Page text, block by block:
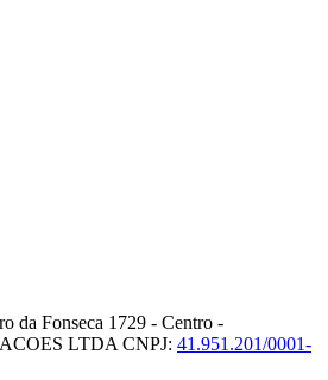
da Fonseca 1729 - Centro -
LTDA CNPJ: 41.951.201/0001-